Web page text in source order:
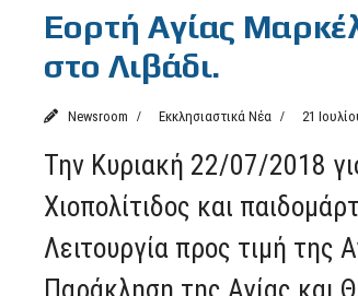
Εορτή Αγίας
στο Λιβάδι.
Newsroom Εκκλησιαστικά Νέα 21
Την Κυριακή 22/07/2018
Χιοπολίτιδος και
Λειτουργία προς τιμή
Παράκληση της Αγίας και